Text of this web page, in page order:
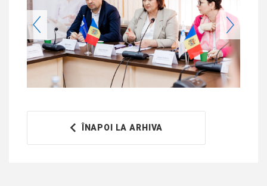
ÎNAPOI LA ARHIVA